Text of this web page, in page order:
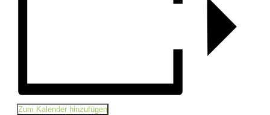
Zum Kalender hinzufügen